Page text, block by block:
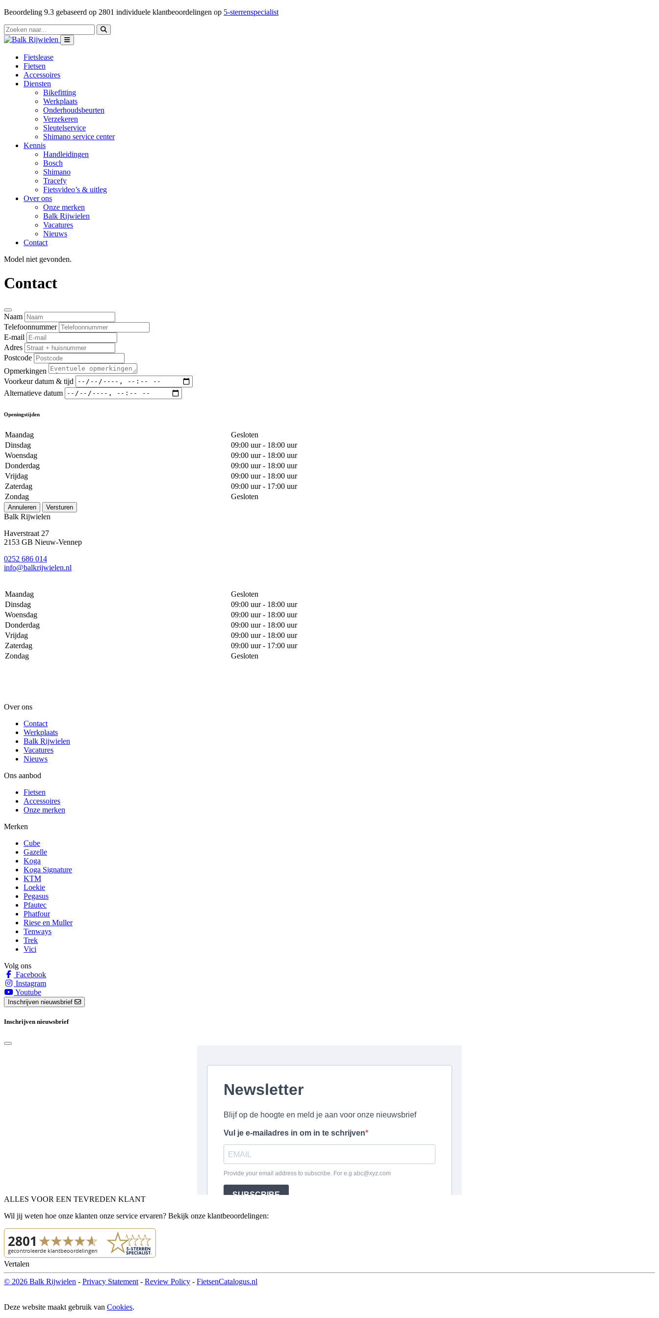
Beoordeling 9.3 gebaseerd op 2801 individuele klantbeoordelingen op 5-sterrenspecialist
Fietslease
Fietsen
Accessoires
Diensten
Bikefitting
Werkplaats
Onderhoudsbeurten
Verzekeren
Sleutelservice
Shimano service center
Kennis
Handleidingen
Bosch
Shimano
Tracefy
Fietsvideo’s & uitleg
Over ons
Onze merken
Balk Rijwielen
Vacatures
Nieuws
Contact
Model niet gevonden.
Contact
Naam
Telefoonnummer
E-mail
Adres
Postcode
Opmerkingen
Voorkeur datum & tijd
Alternatieve datum
Openingstijden
Maandag
Gesloten
Dinsdag
09:00 uur - 18:00 uur
Woensdag
09:00 uur - 18:00 uur
Donderdag
09:00 uur - 18:00 uur
Vrijdag
09:00 uur - 18:00 uur
Zaterdag
09:00 uur - 17:00 uur
Zondag
Gesloten
Annuleren Versturen
Balk Rijwielen
Haverstraat 27
2153 GB Nieuw-Vennep
0252 686 014
info@balkrijwielen.nl
Maandag
Gesloten
Dinsdag
09:00 uur - 18:00 uur
Woensdag
09:00 uur - 18:00 uur
Donderdag
09:00 uur - 18:00 uur
Vrijdag
09:00 uur - 18:00 uur
Zaterdag
09:00 uur - 17:00 uur
Zondag
Gesloten
Over ons
Contact
Werkplaats
Balk Rijwielen
Vacatures
Nieuws
Ons aanbod
Fietsen
Accessoires
Onze merken
Merken
Cube
Gazelle
Koga
Koga Signature
KTM
Loekie
Pegasus
Pfautec
Phatfour
Riese en Muller
Tenways
Trek
Vici
Volg ons
Facebook
Instagram
Youtube
Inschrijven nieuwsbrief
Inschrijven nieuwsbrief
ALLES VOOR EEN TEVREDEN KLANT
Wil jij weten hoe onze klanten onze service ervaren? Bekijk onze klantbeoordelingen:
Vertalen
© 2026 Balk Rijwielen - Privacy Statement - Review Policy - FietsenCatalogus.nl
Deze website maakt gebruik van Cookies.